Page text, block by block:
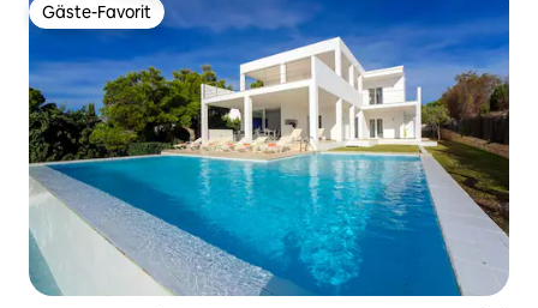
Gäste-Favorit
Gäste-Favorit